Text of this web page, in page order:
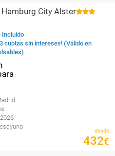
City Alster
Incluido
cuotas sin intereses! (Válido en
desde
432€